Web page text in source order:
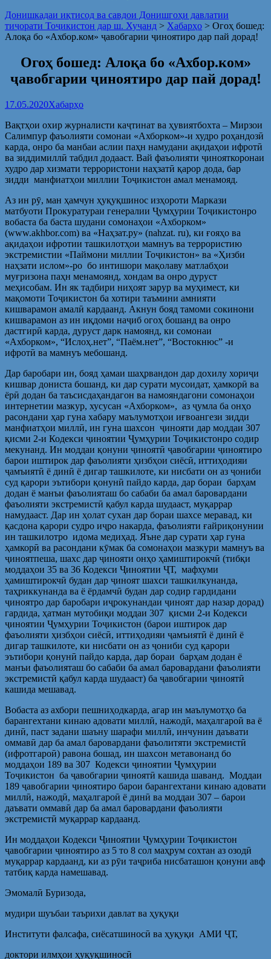
Донишкадаи иқтисод ва савдои Донишгоҳи давлатии
тиҷорати Тоҷикистон дар ш. Хуҷанд > Хабарҳо > Огоҳ бошед:
Алоқа бо «Ахбор.ком» ҷавобгарии ҷиноятиро дар пай дорад!
Огоҳ бошед: Алоқа бо «Ахбор.ком»
ҷавобгарии ҷиноятиро дар пай дорад!
17.05.2020Хабарҳо
Вақтҳои охир журналисти каҷтинат ва ҳувиятбохта – Мирзои
Салимпур фаъолияти сомонаи «Ахборком»-и худро роҳандозӣ
карда, онро ба манбаи аслии паҳн намудани ақидаҳои ифротӣ
ва зиддимиллӣ табдил додааст. Вай фаъолияти ҷинояткоронаи
худро дар хизмати террористони наҳзатӣ қарор дода, бар
зидди манфиатҳои миллии Тоҷикистон амал менамояд.
Аз ин рӯ, ман ҳамчун ҳуқуқшинос изҳороти Маркази
матбуоти Прокуратураи генералии Ҷумҳурии Тоҷикистонро
вобаста ба баста шудани сомонаҳои «Ахборком»
(www.akhbor.com) ва «Наҳзат.ру» (nahzat. ru), ки ғояҳо ва
ақидаҳои ифротии ташкилотҳои мамнуъ ва террористию
экстремистии «Паймони миллии Тоҷикистон» ва «Ҳизби
наҳзати ислом»-ро бо интишори мақолаву матлабҳои
муғризона паҳн менамоянд, хондам ва онро дуруст
меҳисобам. Ин як тадбири ниҳоят зарур ва муҳимест, ки
мақомоти Тоҷикистон ба хотири таъмини амнияти
кишварамон амалӣ кардаанд. Акнун бояд тамоми сокинони
кишварамон аз ин иқдоми наҷиб огоҳ бошанд ва онро
дастгирӣ карда, дуруст дарк намоянд, ки сомонаи
«Ахборком», “Ислоҳ.нет”, “Паём.нет”, “Востокнюс” -и
ифротӣ ва мамнуъ мебошанд.
Дар баробари ин, бояд ҳамаи шаҳрвандон дар дохилу хориҷи
кишвар дониста бошанд, ки дар сурати мусоидат, ҳамкорӣ ва
ёрӣ додан ба таъсисдаҳандагон ва намояндагони сомонаҳои
интернетии мазкур, хусусан «Ахборком», аз ҷумла ба онҳо
расондани ҳар гуна хабару маълумотҳои иғвоангези зидди
манфиатҳои миллӣ, ин гуна шахсон ҷинояти дар моддаи 307
қисми 2-и Кодекси ҷиноятии Ҷумҳурии Тоҷикистонро содир
мекунанд. Ин моддаи қонуни ҷиноятӣ ҷавобгарии ҷиноятиро
барои иштирок дар фаъолияти ҳизбҳои сиёсӣ, иттиҳодияи
ҷамъиятӣ ё динӣ ё дигар ташкилоте, ки нисбати он аз ҷониби
суд қарори эътибори қонунӣ пайдо карда, дар бораи барҳам
додан ё манъи фаъолияташ бо сабаби ба амал баровардани
фаъолияти экстремистӣ қабул карда шудааст, муқаррар
намудааст. Дар ин ҳолат сухан дар бораи шахсе меравад, ки
қасдона қарори судро иҷро накарда, фаъолияти ғайриқонунии
ин ташкилотро идома медиҳад. Яъне дар сурати ҳар гуна
ҳамкорӣ ва расондани кӯмак ба сомонаҳои мазкури мамнуъ ва
ҷиноятпеша, шахс дар ҷинояти онҳо ҳамиштирокчӣ (тибқи
моддаҳои 35 ва 36 Кодекси Ҷиноятии ҶТ, мафхуми
ҳамиштирокчӣ будан дар ҷиноят шахси ташкилкунанда,
таҳриккунанда ва ё ёрдамчӣ будан дар содир гардидани
ҷиноятро дар баробари иҷрокунандаи ҷиноят дар назар дорад)
гардида, ҳатман мутобиқи моддаи 307 қисми 2-и Кодекси
ҷиноятии Ҷумҳурии Тоҷикистон (барои иштирок дар
фаъолияти ҳизбҳои сиёсӣ, иттиҳодияи ҷамъиятӣ ё динӣ ё
дигар ташкилоте, ки нисбати он аз ҷониби суд қарори
эътибори қонунӣ пайдо карда, дар бораи барҳам додан ё
манъи фаъолияташ бо сабаби ба амал баровардани фаъолияти
экстремистӣ қабул карда шудааст) ба ҷавобгарии ҷиноятӣ
кашида мешавад.
Вобаста аз ахбори пешниҳодкарда, агар ин маълумотҳо ба
барангехтани кинаю адовати миллӣ, нажодӣ, маҳалгароӣ ва ё
динӣ, паст задани шаъну шарафи миллӣ, инчунин даъвати
оммавӣ дар ба амал баровардани фаъолитяти экстремистӣ
(ифротгароӣ) равона бошад, ин шахсон метавонанд бо
моддаҳои 189 ва 307 Кодекси ҷиноятии Ҷумҳурии
Тоҷикистон ба ҷавобгарии ҷиноятӣ кашида шаванд. Моддаи
189 ҷавобгарии ҷиноятиро барои барангехтани кинаю адовати
миллӣ, нажодӣ, маҳалгароӣ ё динӣ ва моддаи 307 – барои
даъвати оммавӣ дар ба амал баровардани фаъолияти
экстремистӣ муқаррар кардаанд.
Ин моддаҳои Кодекси Ҷиноятии Ҷумҳурии Тоҷикистон
ҷавобгарии ҷиноятиро аз 5 то 8 сол маҳрум сохтан аз озодӣ
муқаррар кардаанд, ки аз рӯи таҷриба нисбаташон қонуни авф
татбиқ карда намешавад.
Эмомалӣ Буризода,
мудири шуъбаи таърихи давлат ва ҳуқуқи
Институти фалсафа, сиёсатшиносӣ ва ҳуқуқи АМИ ҶТ,
доктори илмҳои ҳуқуқшиносӣ